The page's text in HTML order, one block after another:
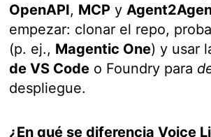
OpenAPI, MCP y
empezar: clonar el repo,
(p. ej., Magentic One) y usar
de VS Code o Foundry para
despliegue.
¿En qué se diferencia Voice